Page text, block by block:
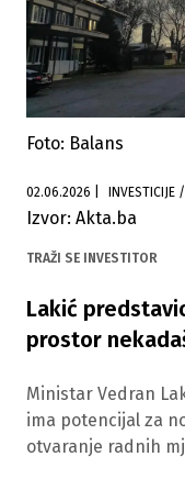
Foto: Balans
02.06.2026
Izvor: Akta.ba
TRAŽI SE INVESTITOR
Lakić
prostor
Ministar Vedran
ima potencijal za
otvaranje radnih